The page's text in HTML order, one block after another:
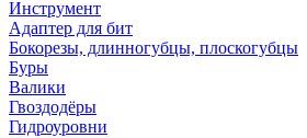
Инструмент
Адаптер для бит
Бокорезы, длинногубцы, плоскогубцы
Буры
Валики
Гвоздодёры
Гидроуровни